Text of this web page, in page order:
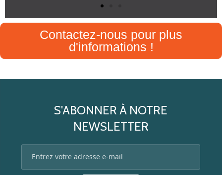
Contactez-nous pour plus
d'informations !
S'ABONNER À NOTRE
NEWSLETTER